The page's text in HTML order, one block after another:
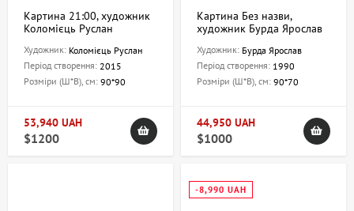
Картина 21:00, художник
Коломієць Руслан
Художник: Коломієць Руслан
Період створення: 2015
Розміри (Ш*В), см: 90*90
53,940 UAH
$1200
Картина Без назви,
художник Бурда Ярослав
Художник: Бурда Ярослав
Період створення: 1990
Розміри (Ш*В), см: 90*70
44,950 UAH
$1000
-8,990 UAH